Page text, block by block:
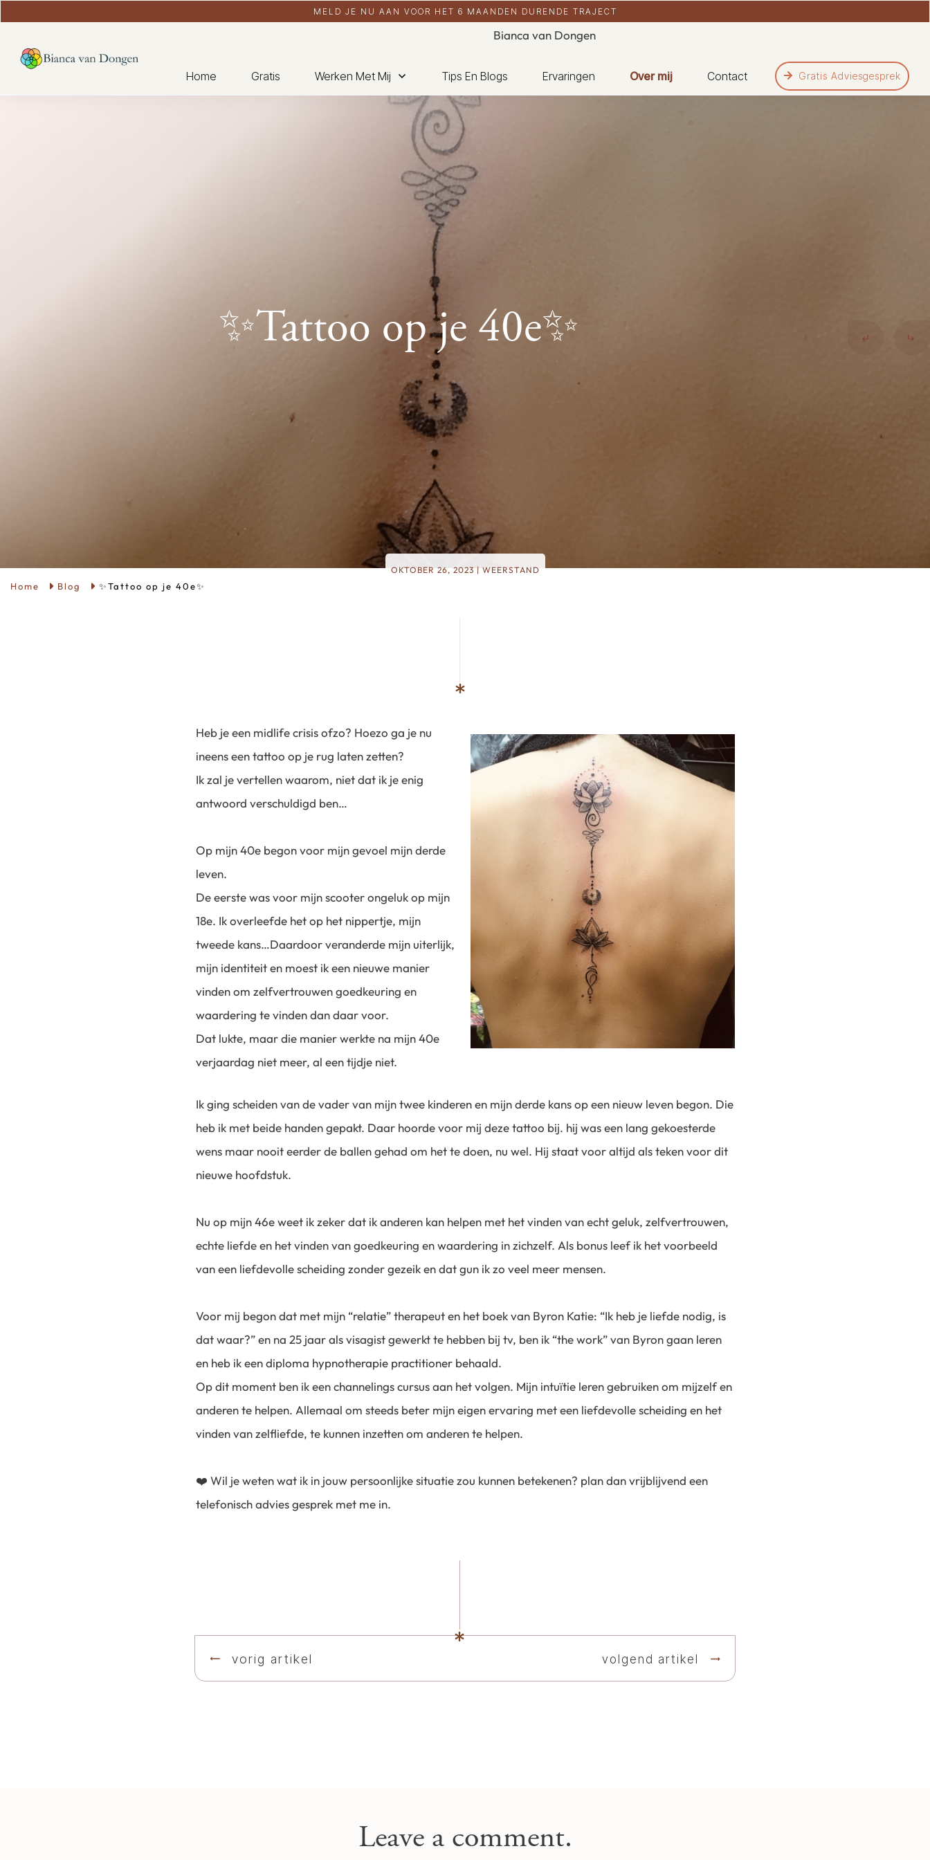
MELD JE NU AAN VOOR HET 6 MAANDEN DURENDE TRAJECT
Bianca van Dongen
Home Gratis Werken Met Mij Tips En Blogs Ervaringen Over mij Contact Gratis Adviesgesprek
✨Tattoo op je 40e✨
OKTOBER 26, 2023| WEERSTAND
Home Blog ✨Tattoo op je 40e✨
Heb je een midlife crisis ofzo? Hoezo ga je nu
ineens een tattoo op je rug laten zetten?
Ik zal je vertellen waarom, niet dat ik je enig
antwoord verschuldigd ben…
Op mijn 40e begon voor mijn gevoel mijn derde
leven.
De eerste was voor mijn scooter ongeluk op mijn
18e. Ik overleefde het op het nippertje, mijn
tweede kans…Daardoor veranderde mijn uiterlijk,
mijn identiteit en moest ik een nieuwe manier
vinden om zelfvertrouwen goedkeuring en
waardering te vinden dan daar voor.
Dat lukte, maar die manier werkte na mijn 40e
verjaardag niet meer, al een tijdje niet.
Ik ging scheiden van de vader van mijn twee kinderen en mijn derde kans op een nieuw leven begon. Die
heb ik met beide handen gepakt. Daar hoorde voor mij deze tattoo bij. hij was een lang gekoesterde
wens maar nooit eerder de ballen gehad om het te doen, nu wel. Hij staat voor altijd als teken voor dit
nieuwe hoofdstuk.
Nu op mijn 46e weet ik zeker dat ik anderen kan helpen met het vinden van echt geluk, zelfvertrouwen,
echte liefde en het vinden van goedkeuring en waardering in zichzelf. Als bonus leef ik het voorbeeld
van een liefdevolle scheiding zonder gezeik en dat gun ik zo veel meer mensen.
Voor mij begon dat met mijn “relatie” therapeut en het boek van Byron Katie: “Ik heb je liefde nodig, is
dat waar?” en na 25 jaar als visagist gewerkt te hebben bij tv, ben ik “the work” van Byron gaan leren
en heb ik een diploma hypnotherapie practitioner behaald.
Op dit moment ben ik een channelings cursus aan het volgen. Mijn intuïtie leren gebruiken om mijzelf en
anderen te helpen. Allemaal om steeds beter mijn eigen ervaring met een liefdevolle scheiding en het
vinden van zelfliefde, te kunnen inzetten om anderen te helpen.
❤️ Wil je weten wat ik in jouw persoonlijke situatie zou kunnen betekenen? plan dan vrijblijvend een
telefonisch advies gesprek met me in.
vorig artikel volgend artikel
Leave a comment.